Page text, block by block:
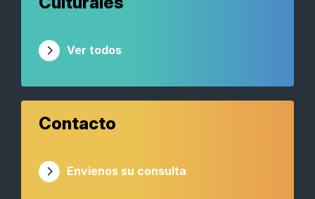
Ver todos
Contacto
Envienos su consulta